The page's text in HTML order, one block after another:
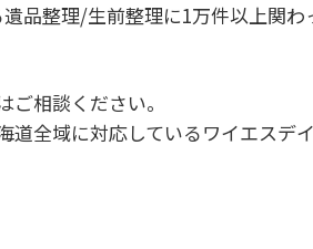
品整理/生前整理に1万件以上関わ
ご相談ください。
道全域に対応しているワイエスデ